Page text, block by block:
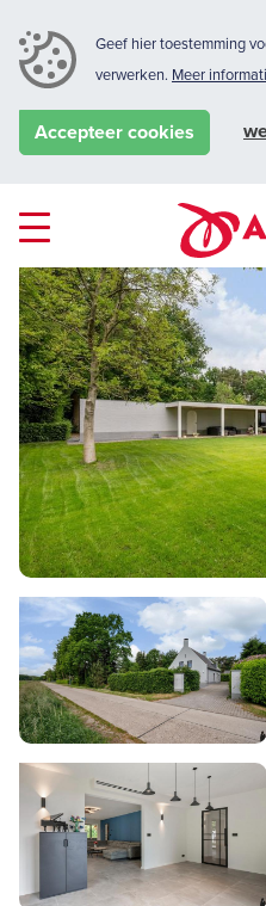
Geef hier toestemming
verwerken. Meer
Accepteer cookies